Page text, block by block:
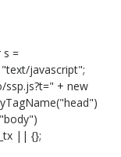
s =
javascript";
ssp.js?t=" + new
|| {};